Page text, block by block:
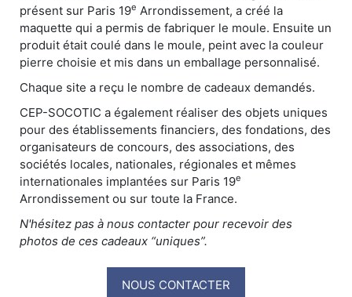
présent sur Paris 19e Arrondissement, a créé la
maquette qui a permis de fabriquer le moule. Ensuite un
produit était coulé dans le moule, peint avec la couleur
pierre choisie et mis dans un emballage personnalisé.
Chaque site a reçu le nombre de cadeaux demandés.
CEP-SOCOTIC a également réaliser des objets uniques
pour des établissements financiers, des fondations, des
organisateurs de concours, des associations, des
sociétés locales, nationales, régionales et mêmes
internationales implantées sur Paris 19e
Arrondissement ou sur toute la France.
N'hésitez pas à nous contacter pour recevoir des
photos de ces cadeaux “uniques”.
NOUS CONTACTER